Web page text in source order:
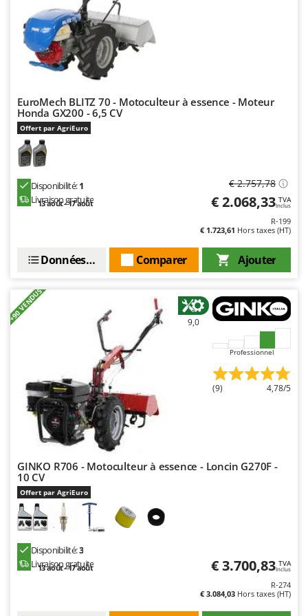
Master
Mastercook
Masterpro
McCulloch
Michelin
Mille
Minox
More than chef
Mowox
N
New O.M.R.A.
Novatec
Novital
NuAir
NuovaFac
O
Officine Savioli
Oliviero
Olix
Omas
EuroMech BLITZ 70 - Motoculteur à essence - Moteur
Honda GX200 - 6,5 CV
Offert par AgriEuro
Disponibilité:1
Livraison gratuite
13 août - 17 août
€ 2.757,78
€ 2.068,33 TVA
Inclus
R-199
€ 1.723,61 Hors taxes (HT)
Ajouter
Comparer
Données techniques
+90 VENDUS 9,0
Professionnel
(9) 4,78/5
GINKO R706 - Motoculteur à essence - Loncin G270F -
10 CV
Offert par AgriEuro
Disponibilité:3
Livraison gratuite
13 août - 17 août € 3.700,83 TVA
Inclus
R-274
€ 3.084,03 Hors taxes (HT)